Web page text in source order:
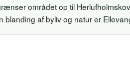
området op til
af byliv og natur er